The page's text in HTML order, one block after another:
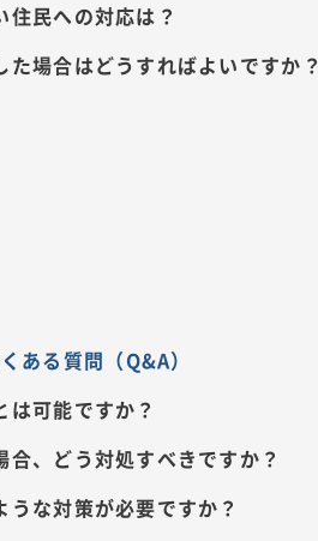
民への対応は？
場合はどうすればよいですか？
ある質問（Q&A）
可能ですか？
、どう対処すべきですか？
な対策が必要ですか？